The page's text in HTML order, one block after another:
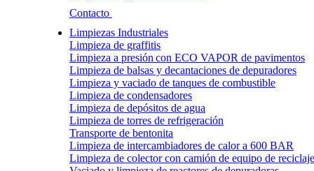
Contacto
Limpiezas Industriales
Limpieza de graffitis
Limpieza a presión con ECO VAPOR de pavimentos
Limpieza de balsas y decantaciones de depuradores
Limpieza y vaciado de tanques de combustible
Limpieza de condensadores
Limpieza de depósitos de agua
Limpieza de torres de refrigeración
Transporte de bentonita
Limpieza de intercambiadores de calor a 600 BAR
Limpieza de colector con camión de equipo de